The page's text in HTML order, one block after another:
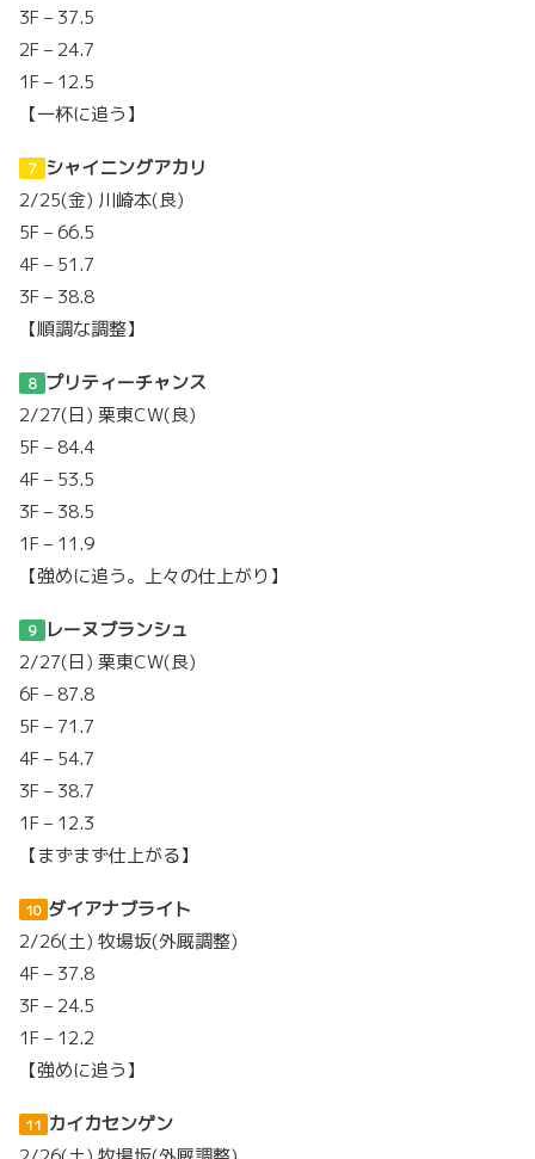
3F – 37.5
2F – 24.7
1F – 12.5
【一杯に追う】
７ シャイニングアカリ
2/25(金) 川崎本(良)
5F – 66.5
4F – 51.7
3F – 38.8
【順調な調整】
８ プリティーチャンス
2/27(日) 栗東CW(良)
5F – 84.4
4F – 53.5
3F – 38.5
1F – 11.9
【強めに追う。上々の仕上がり】
９ レーヌブランシュ
2/27(日) 栗東CW(良)
6F – 87.8
5F – 71.7
4F – 54.7
3F – 38.7
1F – 12.3
【まずまず仕上がる】
10 ダイアナブライト
2/26(土) 牧場坂(外厩調整)
4F – 37.8
3F – 24.5
1F – 12.2
【強めに追う】
11 カイカセンゲン